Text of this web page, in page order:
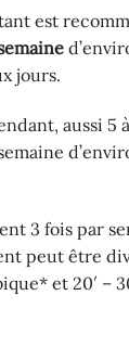
est
jours.
aussi 5
3 fois par
peut être
et 20′ –